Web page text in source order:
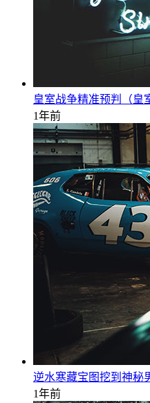
皇室战争精准预判（皇
1年前
逆水寒藏宝图挖到神秘
1年前